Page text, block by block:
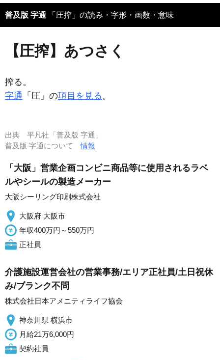
普及版 字通 「圧搾」の読み・字形・画数・意味
【圧搾】あつさく
搾る。
字通 「圧」の項目を見る。
出典 平凡社「普及版 字通」
普及版 字通について情報
「大阪」営業企画コンビニ商品等に使用されるラベ
ルやシールの製造メーカー
大阪シーリング印刷株式会社
大阪府 大阪市
年収400万円～550万円
正社員
介護施設運営会社の営業事務/エリア正社員/土日祝休
み/ブランク不問
株式会社日本アメニティライフ協会
神奈川県 横浜市
月給21万6,000円
契約社員